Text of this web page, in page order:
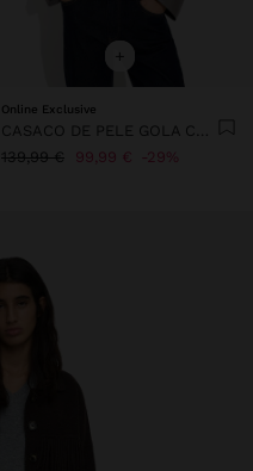
+
Online Exclusive
139,99 €
99,99 € 29%